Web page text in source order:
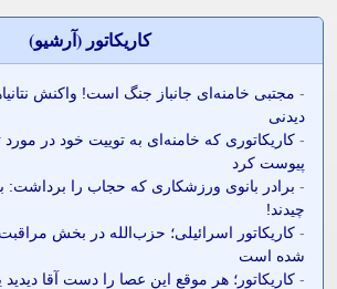
کاريکاتور (آرشيو)
- مجتبی خامنه‌ای جانباز جنگ است! واکنش
دیدنی
- کاریکاتوری که خامنه‌ای به توییت خود در
پیوست کرد
- برادر بانوی ورزشکاری که حجاب را برداشت:
چیدند!
- کاریکاتور اسرائیلی؛ حزب‌الله در بخش
شده است
- کاریکاتور؛ هر موقع این عصا را دست آقا